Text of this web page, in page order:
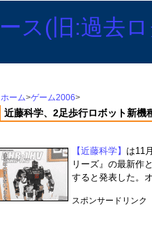
ホーム>ゲーム2006>
近藤科学、2足歩行ロボット新機
【近藤科学】 は11
リーズ』の最新作
すると発表した。
スポンサードリンク